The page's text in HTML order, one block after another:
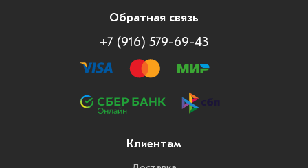
Обратная связь
+7 (916) 579-69-43
Клиентам